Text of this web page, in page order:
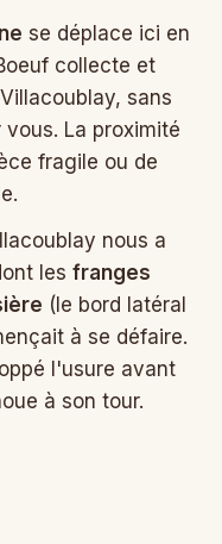
se déplace ici en
collecte et
sans
La proximité
fragile ou de
nous a
les franges
(le bord latéral
à se défaire.
l'usure avant
à son tour.